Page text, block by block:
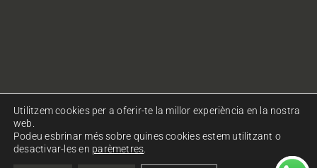
Utilitzem cookies per a oferir-te la millor experiència en la nostra
web.
Podeu esbrinar més sobre quines cookies estem utilitzant o
desactivar-les en parèmetres